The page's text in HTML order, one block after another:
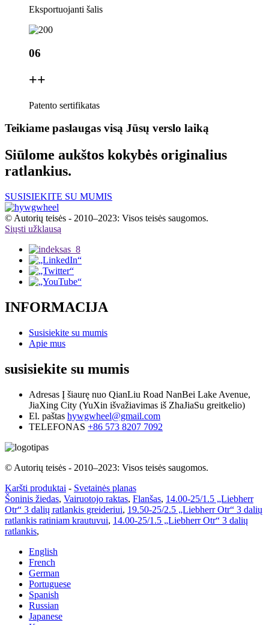
Eksportuojanti šalis
06
++
Patento sertifikatas
Teikiame paslaugas visą Jūsų verslo laiką
Siūlome aukštos kokybės originalius
ratlankius.
SUSISIEKITE SU MUMIS
© Autorių teisės - 2010–2023: Visos teisės saugomos.
Siųsti užklausą
INFORMACIJA
Susisiekite su mumis
Apie mus
susisiekite su mumis
Adresas Į šiaurę nuo QianLiu Road NanBei Lake Avenue,
JiaXing City (YuXin išvažiavimas iš ZhaJiaSu greitkelio)
El. paštas hywgwheel@gmail.com
TELEFONAS +86 573 8207 7092
© Autorių teisės - 2010–2023: Visos teisės saugomos.
Karšti produktai - Svetainės planas
Šoninis žiedas, Vairuotojo raktas, Flanšas, 14.00-25/1.5 „Liebherr
Otr“ 3 dalių ratlankis greideriui, 19.50-25/2.5 „Liebherr Otr“ 3 dalių
ratlankis ratiniam krautuvui, 14.00-25/1.5 „Liebherr Otr“ 3 dalių
ratlankis,
English
French
German
Portuguese
Spanish
Russian
Japanese